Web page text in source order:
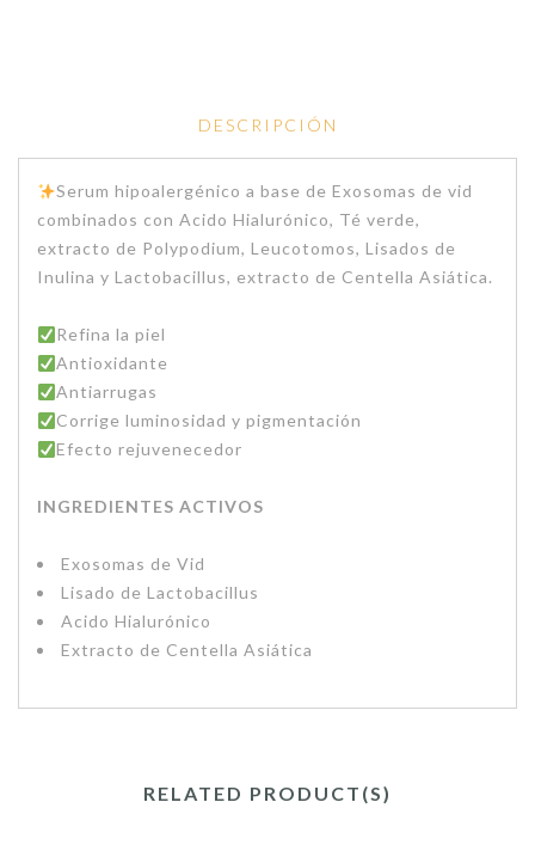
DESCRIPCIÓN
Serum hipoalergénico a base de Exosomas de vid
combinados con Acido Hialurónico, Té verde,
extracto de Polypodium, Leucotomos, Lisados de
Inulina y Lactobacillus, extracto de Centella Asiática.
Refina la piel
Antioxidante
Antiarrugas
Corrige luminosidad y pigmentación
Efecto rejuvenecedor
INGREDIENTES ACTIVOS
Exosomas de Vid
Lisado de Lactobacillus
Acido Hialurónico
Extracto de Centella Asiática
RELATED PRODUCT(S)